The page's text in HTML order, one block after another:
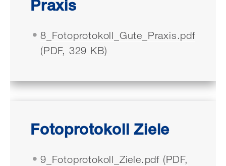
Praxis
8_Fotoprotokoll_Gute_Praxis.pdf
(PDF, 329 KB)
Fotoprotokoll Ziele
9_Fotoprotokoll_Ziele.pdf (PDF,